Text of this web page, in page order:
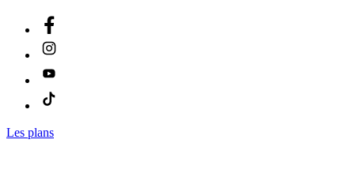
Les plans